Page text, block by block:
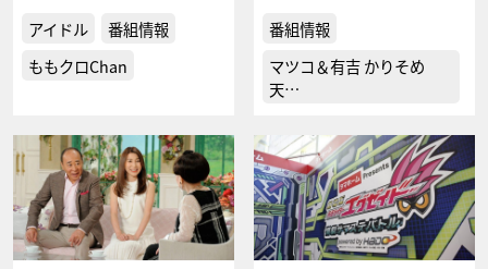
アイドル
番組情報
ももクロChan
番組情報
マツコ＆有吉 かりそめ
天…